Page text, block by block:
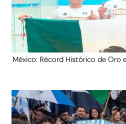
México: Récord Histórico de Oro